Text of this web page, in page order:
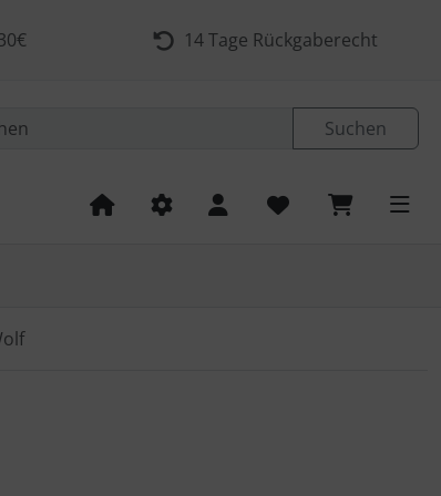
14 Tage Rückgaberecht
Suchen